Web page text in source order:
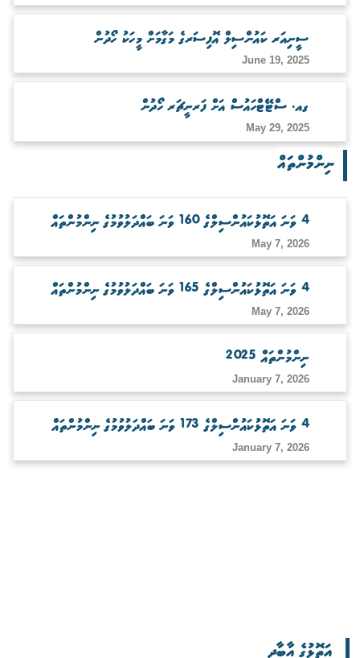
ސީނިއަރ ކައުންސިލް އޮފިސަރގެ މަގާމަށް މީހަކު ހޯދުން
June 19, 2025
ގއ. ސްޓޭޓްހައުސް އަށް ފަރނީޗަރ ހޯދުން
May 29, 2025
ނިންމުންތައް
4 ވަނަ އަތޮޅުކައުންސިލްގެ 160 ވަނަ ބައްދަލުވުމުގެ ނިންމުންތައް
May 7, 2026
4 ވަނަ އަތޮޅުކައުންސިލްގެ 165 ވަނަ ބައްދަލުވުމުގެ ނިންމުންތައް
May 7, 2026
ނިންމުންތައް 2025
January 7, 2026
4 ވަނަ އަތޮޅުކައުންސިލްގެ 173 ވަނަ ބައްދަލުވުމުގެ ނިންމުންތައް
January 7, 2026